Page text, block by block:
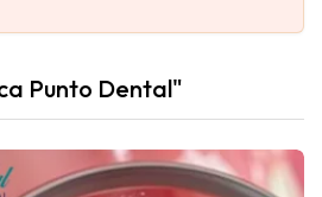
Punto Dental"